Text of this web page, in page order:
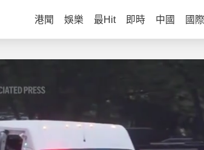
港聞 娛樂 最Hit 即時 中國 國際